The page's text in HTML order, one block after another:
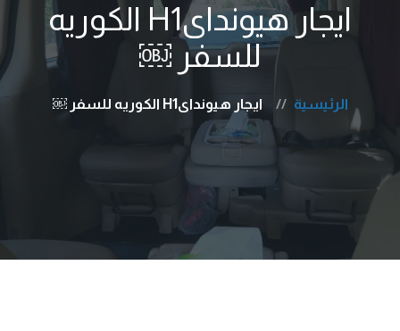
ايجار هيونداىH1 الكوريه
للسفر ￼
الرئيسية ايجار هيونداىH1 الكوريه للسفر ￼